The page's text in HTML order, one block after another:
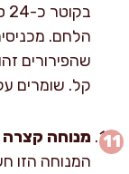
שהפירורים
קל. שומרים
מנוחה
המנוחה הזו